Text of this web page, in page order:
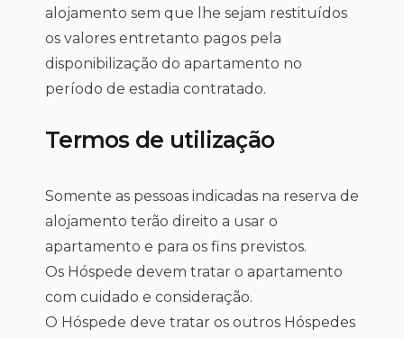
alojamento sem que lhe sejam restituídos
os valores entretanto pagos pela
disponibilização do apartamento no
período de estadia contratado.
Termos de utilização
Somente as pessoas indicadas na reserva de
alojamento terão direito a usar o
apartamento e para os fins previstos.
Os Hóspede devem tratar o apartamento
com cuidado e consideração.
O Hóspede deve tratar os outros Hóspedes